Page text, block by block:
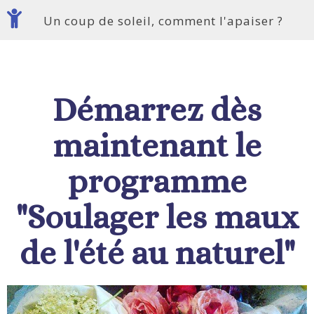
Un coup de soleil, comment l'apaiser ?
Démarrez dès
maintenant le
programme
"Soulager les maux
de l'été au naturel"